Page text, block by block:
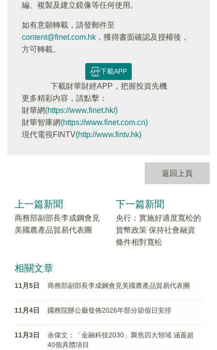
編、複製及建立鏡像等任何使用。
如有意願轉載，請發郵件至
content@finet.com.hk ，獲得書面確認及授權後，
方可轉載。
下載APP
下載財華財經APP，把握投資先機
更多精彩内容，請點擊：
財華網(https://www.finet.hk/)
財華智庫網(https://www.finet.com.cn)
現代電視FINTV(http://www.fintv.hk)
返回上頁
上一篇新聞
商務部副部長李成鋼會見
美國農產品貿易代表團
下一篇新聞
央行：實施好適度寬松的
貨幣政策 保持社會融資
條件相對寬松
相關文章
11月5日 商務部副部長李成鋼會見美國農產品貿易代表團
11月4日 國務院辦公廳發佈2026年部分節假日安排
11月3日
余偉文：「金融科技2030」聚焦四大領域 涵蓋超
40個具體項目